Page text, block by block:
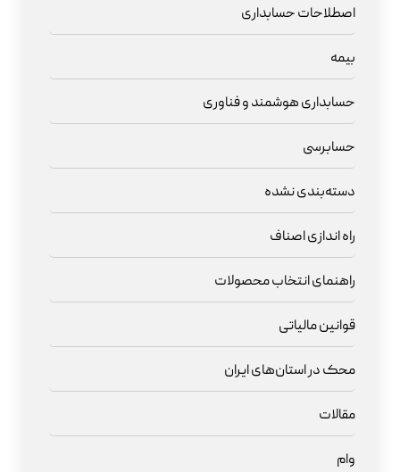
اصطلاحات حسابداری
بیمه
حسابداری هوشمند و فناوری
حسابرسی
دسته‌بندی نشده
راه اندازی اصناف
راهنمای انتخاب محصولات
قوانین مالیاتی
محک در استان‌های ایران
مقالات
وام